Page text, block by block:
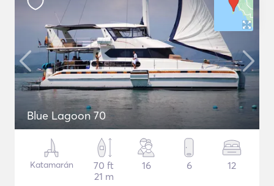
Blue Lagoon 70
Katamarán
70 ft
21 m
16 6 12